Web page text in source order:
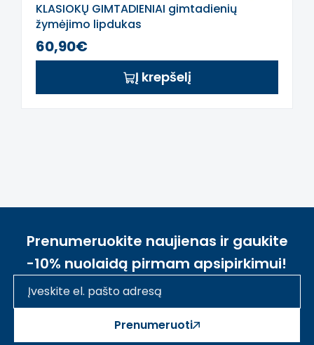
KLASIOKŲ GIMTADIENIAI gimtadienių
žymėjimo lipdukas
60,90€
Į krepšelį
Prenumeruokite naujienas ir gaukite
-10% nuolaidą pirmam apsipirkimui!
Prenumeruoti